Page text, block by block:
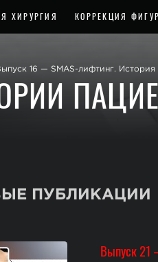
ХИРУРГИЯ КОРРЕКЦИЯ
16 — SMAS-лифтинг. История
ПУБЛИКАЦИИ
Выпуск